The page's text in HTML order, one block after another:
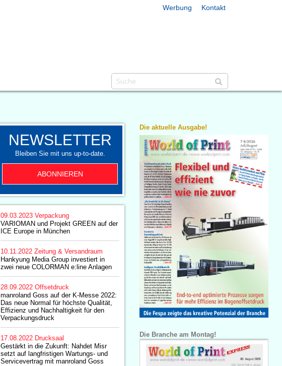
Werbung Kontakt
NEWSLETTER
Bleiben Sie mit uns up-to-date.
ABONNIEREN
09.03.2023 Verpackung
VARIOMAN und Projekt GREEN auf der
ICE Europe in München
10.11.2022 Zeitung & Versandraum
Hankyung Media Group investiert in
zwei neue COLORMAN e:line Anlagen
28.09.2022 Offsetdruck
manroland Goss auf der K-Messe 2022:
Das neue Normal für höchste Qualität,
Effizienz und Nachhaltigkeit für den
Verpackungsdruck
17.08.2022 Drucksaal
Gestärkt in die Zukunft: Nahdet Misr
setzt auf langfristigen Wartungs- und
Servicevertrag mit manroland Goss
Die aktuelle Ausgabe!
Die Branche am Montag!